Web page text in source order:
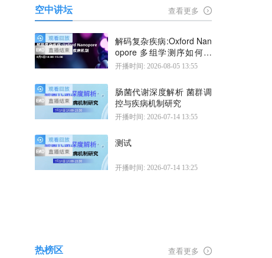
空中讲坛 查看更多
解码复杂疾病:Oxford Nan
opore 多组学测序如何揭
示疾病机制
开播时间: 2026-08-05 13:55
肠菌代谢深度解析 菌群调
控与疾病机制研究
开播时间: 2026-07-14 13:55
测试
开播时间: 2026-07-14 13:25
热榜区 查看更多